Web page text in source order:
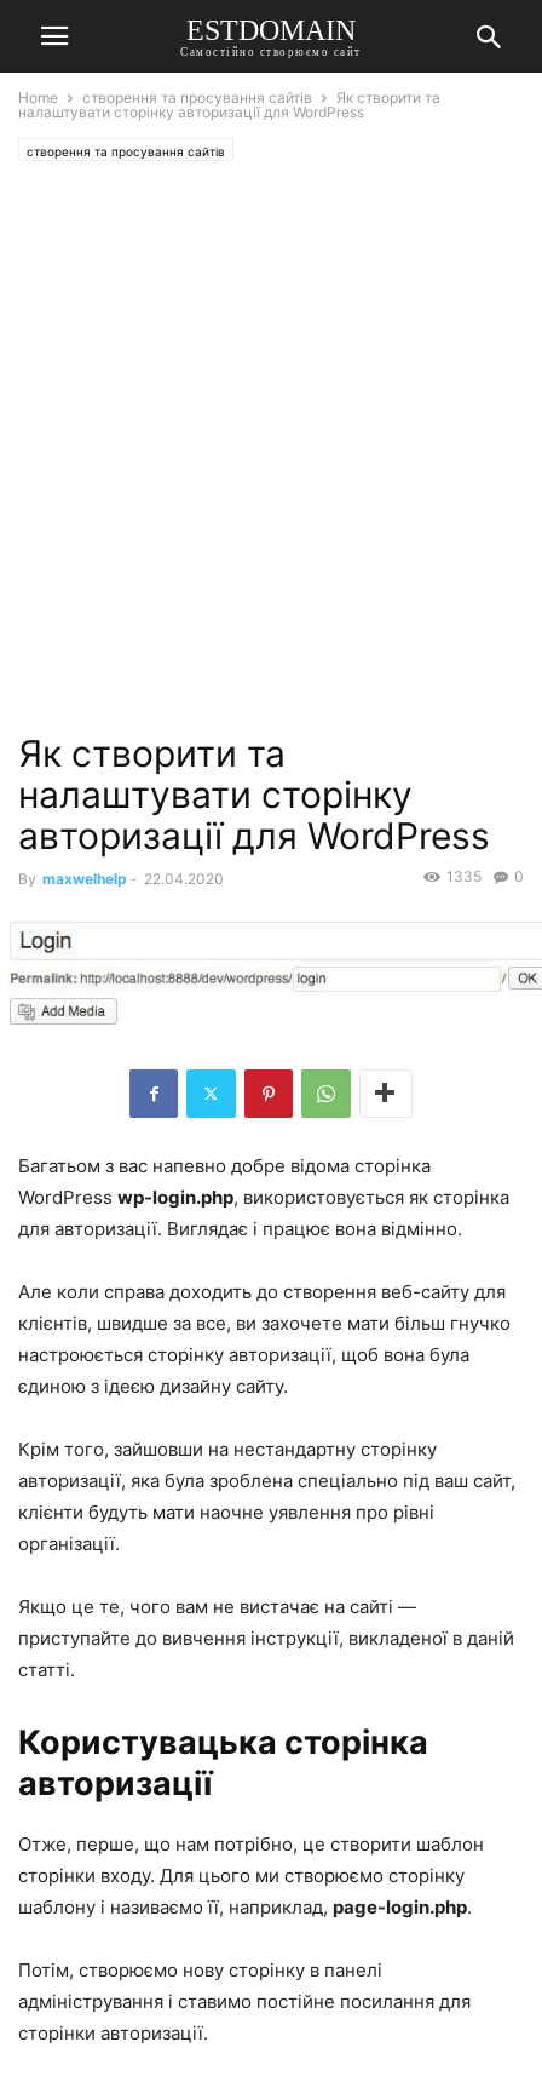
ESTDOMAIN
Самостійно створюємо сайт
Home створення та просування сайтів
Як створити та
налаштувати сторінку авторизації для WordPress
створення та просування сайтів
Як створити та
налаштувати сторінку
авторизації для WordPress
By maxwelhelp - 22.04.2020 0
1335
Багатьом з вас напевно добре відома сторінка
WordPress wp-login.php, використовується як сторінка
для авторизації. Виглядає і працює вона відмінно.
Але коли справа доходить до створення веб-сайту для
клієнтів, швидше за все, ви захочете мати більш гнучко
настроюється сторінку авторизації, щоб вона була
єдиною з ідеєю дизайну сайту.
Крім того, зайшовши на нестандартну сторінку
авторизації, яка була зроблена спеціально під ваш сайт,
клієнти будуть мати наочне уявлення про рівні
організації.
Якщо це те, чого вам не вистачає на сайті —
приступайте до вивчення інструкції, викладеної в даній
статті.
Користувацька сторінка
авторизації
Отже, перше, що нам потрібно, це створити шаблон
сторінки входу. Для цього ми створюємо сторінку
шаблону і називаємо її, наприклад, page-login.php.
Потім, створюємо нову сторінку в панелі
адміністрування і ставимо постійне посилання для
сторінки авторизації.